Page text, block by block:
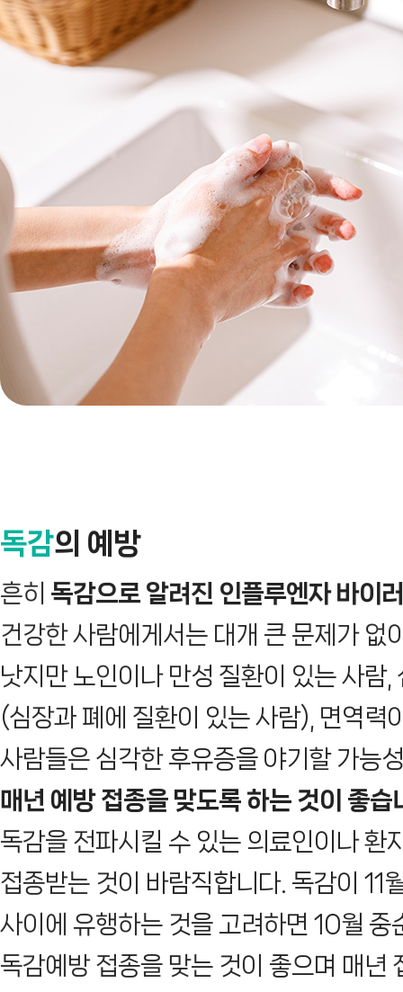
독감의 예방
흔히 독감으로 알려진 인플루엔자 바이
건강한 사람에게서는 대개 큰 문제가 없
낫지만 노인이나 만성 질환이 있는 사람,
(심장과 폐에 질환이 있는 사람), 면역력
사람들은 심각한 후유증을 야기할 가능
매년 예방 접종을 맞도록 하는 것이 좋습
독감을 전파시킬 수 있는 의료인이나 환
접종받는 것이 바람직합니다. 독감이 11
사이에 유행하는 것을 고려하면 10월 중
독감예방 접종을 맞는 것이 좋으며 매년